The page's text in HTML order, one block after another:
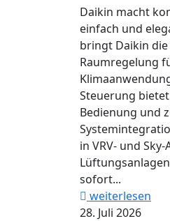
Daikin macht
einfach und
bringt Daikin
Raumregelung
Steuerung
Bedienung und
in VRV- und
sofort...
weiterlesen
28. Juli 2026